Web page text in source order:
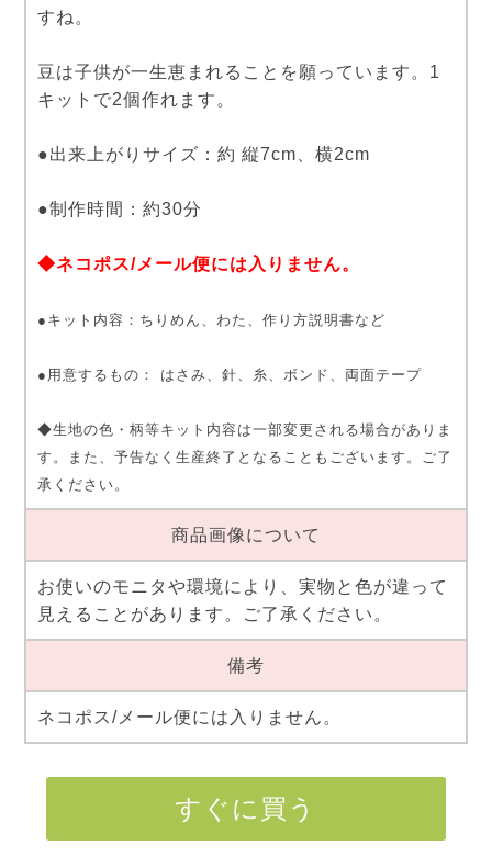
すね。
豆は子供が一生恵まれることを願っています。1
キットで2個作れます。
●出来上がりサイズ：約 縦7cm、横2cm
●制作時間：約30分
◆ネコポス/メール便には入りません。
●キット内容：ちりめん、わた、作り方説明書など
●用意するもの： はさみ、針、糸、ボンド、両面テープ
◆生地の色・柄等キット内容は一部変更される場合がありま
す。また、予告なく生産終了となることもございます。ご了
承ください。
商品画像について
お使いのモニタや環境により、実物と色が違って
見えることがあります。ご了承ください。
備考
ネコポス/メール便には入りません。
すぐに買う